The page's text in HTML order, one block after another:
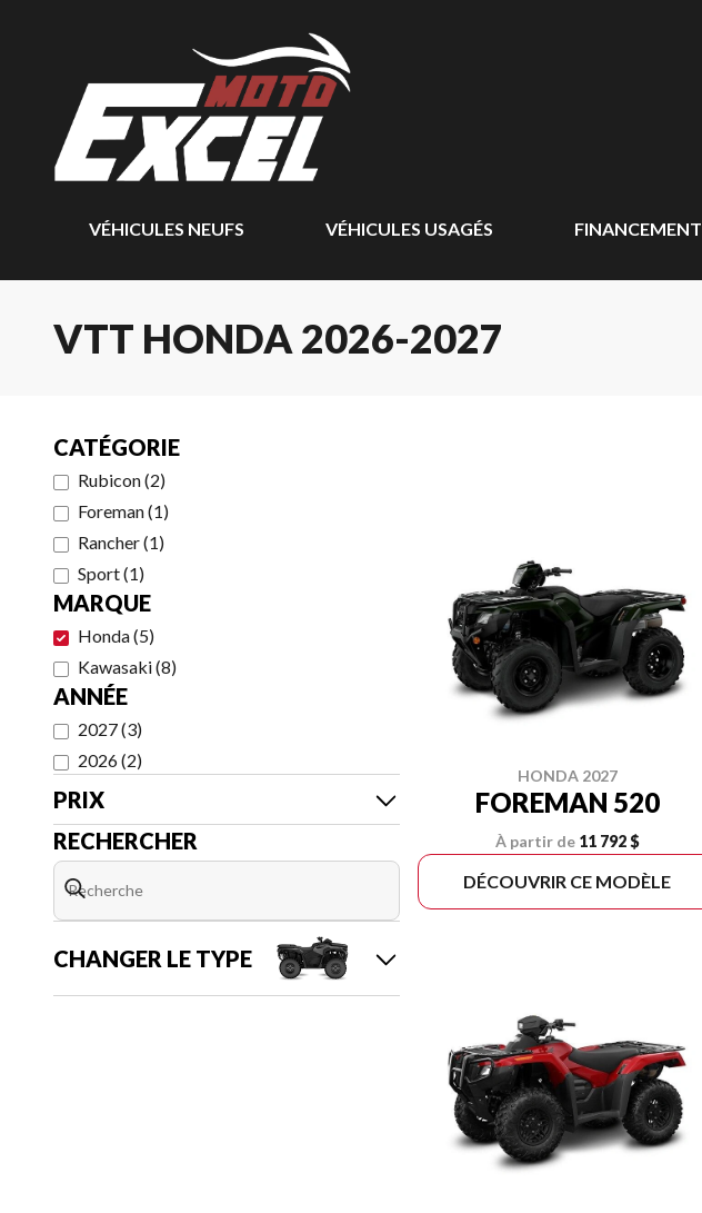
VÉHICULES NEUFS VÉHICULES USAGÉS FINANCEMENT
VTT HONDA 2026-2027
CATÉGORIE
Rubicon(2)
Foreman(1)
Rancher(1)
Sport(1)
MARQUE
Honda(5)
Kawasaki(8)
ANNÉE
2027(3)
2026(2)
PRIX
RECHERCHER
CHANGER LE TYPE
HONDA 2027
FOREMAN 520
À partir de 11 792 $
DÉCOUVRIR CE MODÈLE